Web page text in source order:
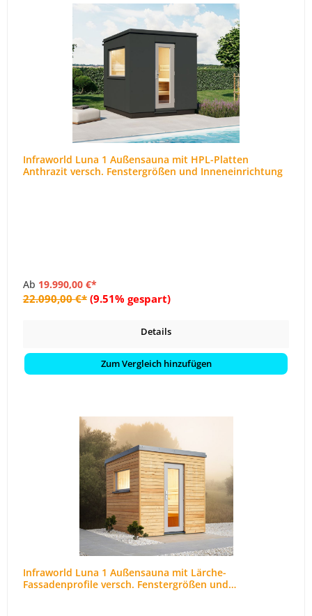
Infraworld Luna 1 Außensauna mit HPL-Platten
Anthrazit versch. Fenstergrößen und Inneneinrichtung
Ab 19.990,00 €*
22.090,00 €* (9.51% gespart)
Details
Zum Vergleich hinzufügen
Infraworld Luna 1 Außensauna mit Lärche-
Fassadenprofile versch. Fenstergrößen und